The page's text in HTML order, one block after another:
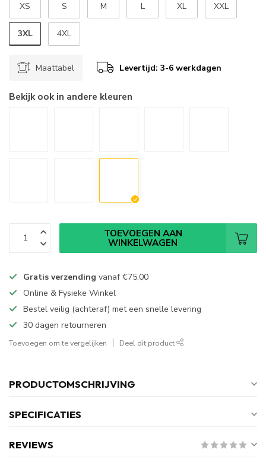
XS S M L XL XXL
3XL 4XL
Maattabel Levertijd: 3-6 werkdagen
Bekijk ook in andere kleuren
TOEVOEGEN AAN
WINKELWAGEN
Gratis verzending vanaf€75,00
Online & Fysieke Winkel
Bestel veilig (achteraf) met een snelle levering
30 dagen retourneren
Toevoegen om te vergelijken Deel dit product
PRODUCTOMSCHRIJVING
SPECIFICATIES
REVIEWS